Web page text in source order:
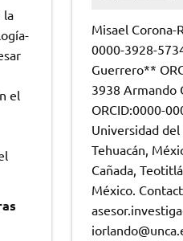
la
el
Misael Corona-
0000-3928-
Guerrero**
3938 Armando
ORCID:0000-
Universidad
Tehuacán,
Cañada,
México.